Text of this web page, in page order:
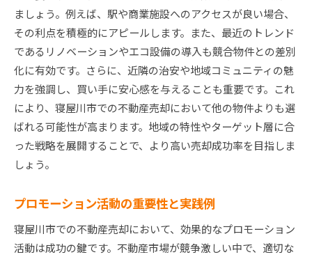
ましょう。例えば、駅や商業施設へのアクセスが良い場合、
その利点を積極的にアピールします。また、最近のトレンド
であるリノベーションやエコ設備の導入も競合物件との差別
化に有効です。さらに、近隣の治安や地域コミュニティの魅
力を強調し、買い手に安心感を与えることも重要です。これ
により、寝屋川市での不動産売却において他の物件よりも選
ばれる可能性が高まります。地域の特性やターゲット層に合
った戦略を展開することで、より高い売却成功率を目指しま
しょう。
プロモーション活動の重要性と実践例
寝屋川市での不動産売却において、効果的なプロモーション
活動は成功の鍵です。不動産市場が競争激しい中で、適切な